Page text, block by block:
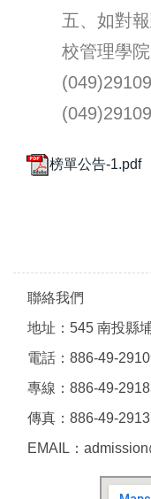
五、如對
校管理學
榜單公告-1.pdf
聯絡我們
地址：545 南投縣
電話：886-49-
專線：886-49-
傳真：886-49-
EMAIL：